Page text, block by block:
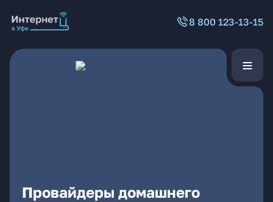
8 800 123-13-15
Провайдеры домашнего